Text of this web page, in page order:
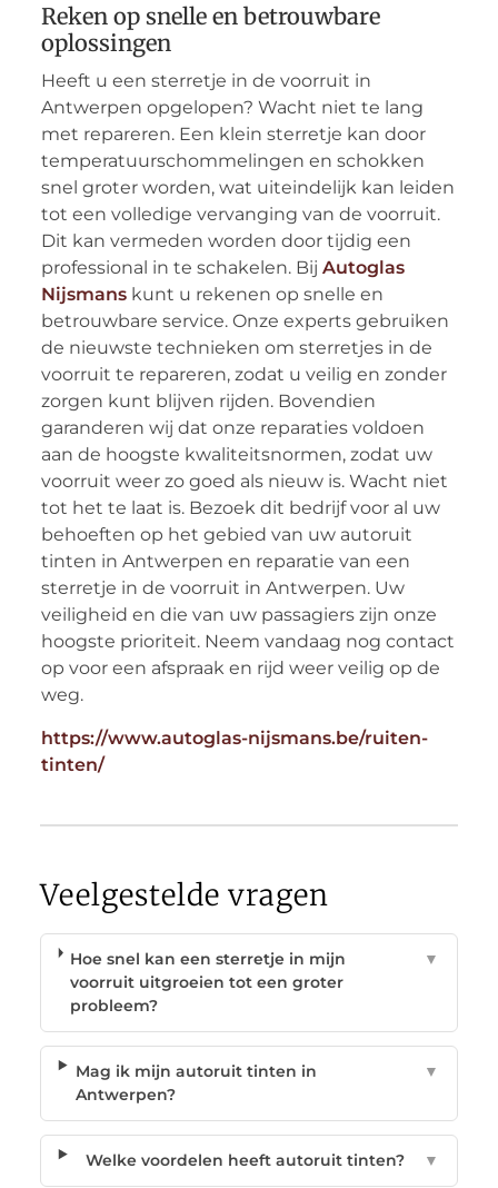
Reken op snelle en betrouwbare
oplossingen
Heeft u een sterretje in de voorruit in
Antwerpen opgelopen? Wacht niet te lang
met repareren. Een klein sterretje kan door
temperatuurschommelingen en schokken
snel groter worden, wat uiteindelijk kan leiden
tot een volledige vervanging van de voorruit.
Dit kan vermeden worden door tijdig een
professional in te schakelen. Bij Autoglas
Nijsmanskunt u rekenen op snelle en
betrouwbare service. Onze experts gebruiken
de nieuwste technieken om sterretjes in de
voorruit te repareren, zodat u veilig en zonder
zorgen kunt blijven rijden. Bovendien
garanderen wij dat onze reparaties voldoen
aan de hoogste kwaliteitsnormen, zodat uw
voorruit weer zo goed als nieuw is. Wacht niet
tot het te laat is. Bezoek dit bedrijf voor al uw
behoeften op het gebied van uw autoruit
tinten in Antwerpen en reparatie van een
sterretje in de voorruit in Antwerpen. Uw
veiligheid en die van uw passagiers zijn onze
hoogste prioriteit. Neem vandaag nog contact
op voor een afspraak en rijd weer veilig op de
weg.
https://www.autoglas-nijsmans.be/ruiten-
tinten/
Veelgestelde vragen
Hoe snel kan een sterretje in mijn
voorruit uitgroeien tot een groter
probleem?
▼
Mag ik mijn autoruit tinten in
Antwerpen?
▼
Welke voordelen heeft autoruit tinten? ▼